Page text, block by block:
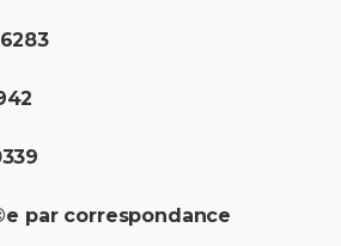
par correspondance